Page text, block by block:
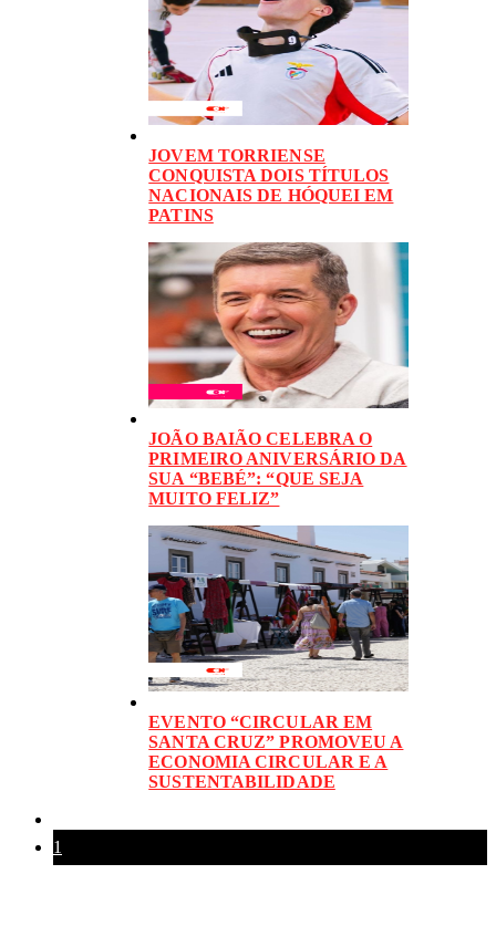
JOVEM TORRIENSE
CONQUISTA DOIS TÍTULOS
NACIONAIS DE HÓQUEI EM
PATINS
JOÃO BAIÃO CELEBRA O
PRIMEIRO ANIVERSÁRIO DA
SUA “BEBÉ”: “QUE SEJA
MUITO FELIZ”
EVENTO “CIRCULAR EM
SANTA CRUZ” PROMOVEU A
ECONOMIA CIRCULAR E A
SUSTENTABILIDADE
1